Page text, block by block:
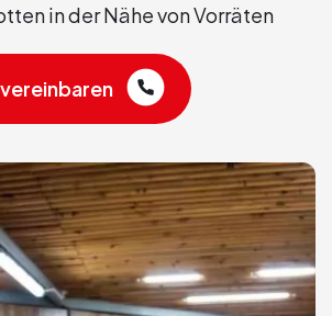
in der Nähe von Vorräten